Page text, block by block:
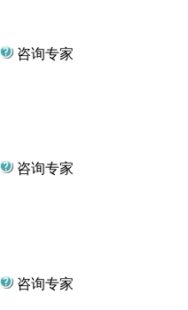
咨询专家
咨询专家
咨询专家